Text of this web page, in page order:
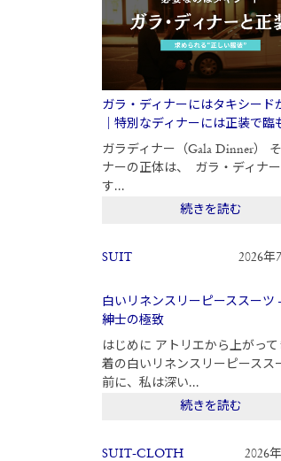
ガラ・ディナーにはタキシード
｜特別なディナーには正装で臨
ガラディナー（Gala Dinner）
ナーの正体は、 ガラ・ディナ
す...
続きを読む
SUIT 2026年
白いリネンスリーピーススーツ
紳士の極致
はじめに アトリエから上がっ
着の白いリネンスリーピースス
前に、私は深い...
続きを読む
SUIT-CLOTH 2026